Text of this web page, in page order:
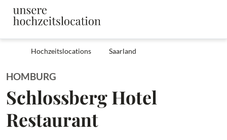
Hochzeitslocations Saarland
HOMBURG
Schlossberg Hotel
Restaurant